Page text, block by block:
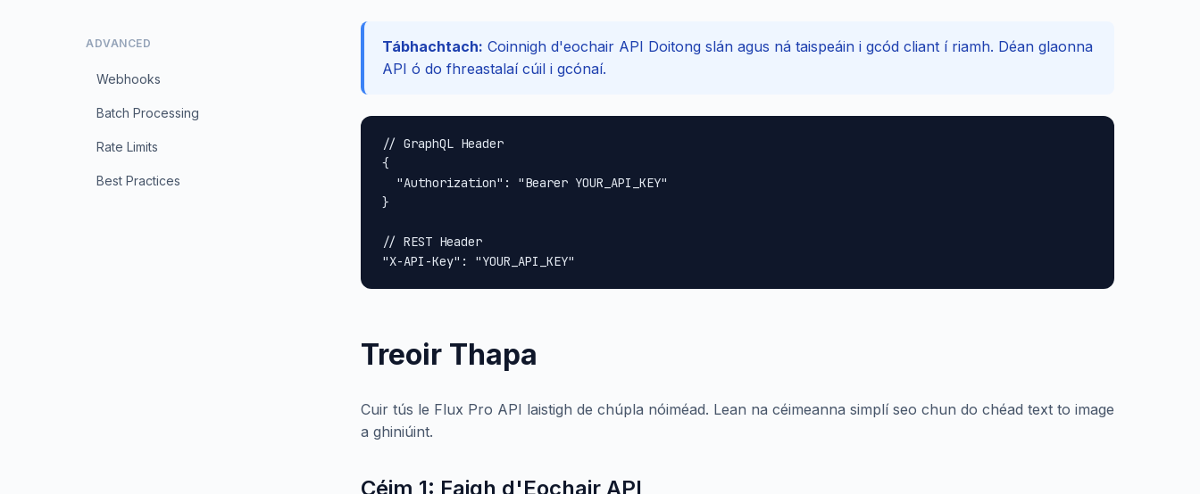
ADVANCED
Webhooks
Batch Processing
Rate Limits
Best Practices
Tábhachtach: Coinnigh d'eochair API Doitong slán agus ná taispeáin i gcód cliant í riamh. Déan glaonna
API ó do fhreastalaí cúil i gcónaí.
// GraphQL Header
{
  "Authorization": "Bearer YOUR_API_KEY"
}
// REST Header
"X-API-Key": "YOUR_API_KEY"
Treoir Thapa
Cuir tús le Flux Pro API laistigh de chúpla nóiméad. Lean na céimeanna simplí seo chun do chéad text to image
a ghiniúint.
Céim 1: Faigh d'Eochair API